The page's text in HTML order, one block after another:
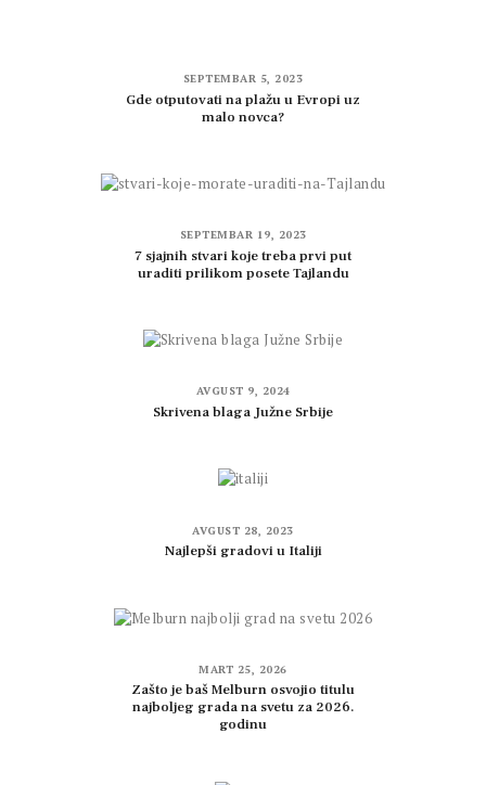
SEPTEMBAR 5, 2023
Gde otputovati na plažu u Evropi uz
malo novca?
SEPTEMBAR 19, 2023
7 sjajnih stvari koje treba prvi put
uraditi prilikom posete Tajlandu
AVGUST 9, 2024
Skrivena blaga Južne Srbije
AVGUST 28, 2023
Najlepši gradovi u Italiji
MART 25, 2026
Zašto je baš Melburn osvojio titulu
najboljeg grada na svetu za 2026.
godinu